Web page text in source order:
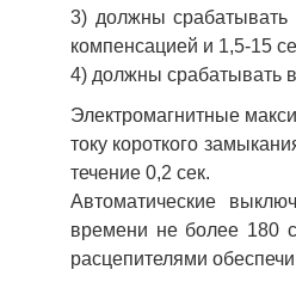
3) должны срабатывать
компенсацией и 1,5-15
4) должны срабатывать
Электромагнитные
току короткого
течение 0,2 сек.
Автоматические
времени не более 180
расцепителями